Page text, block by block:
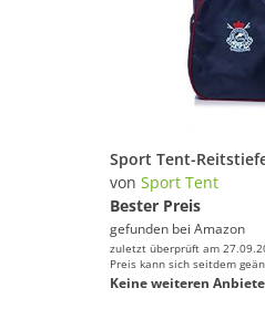
von Sport Tent
Bester Preis
gefunden bei Amazon
zuletzt überprüft am
Preis kann sich seitdem
Keine weiteren